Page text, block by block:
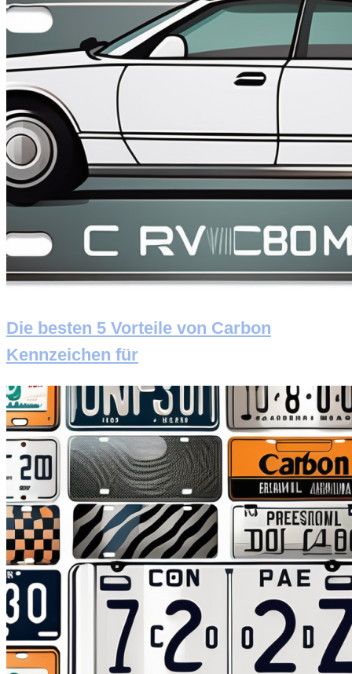
Die besten 5 Vorteile von Carbon
Kennzeichen für